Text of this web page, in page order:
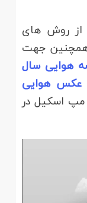
از روش های
همچنین جهت
هوایی سال
عکس هوایی
مپ اسکیل در